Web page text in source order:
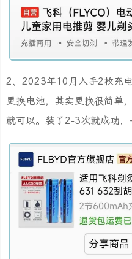
2、2023年10月入手2枚充
更换电池，其实更换很简单
就可以。装了2-3次就成功，